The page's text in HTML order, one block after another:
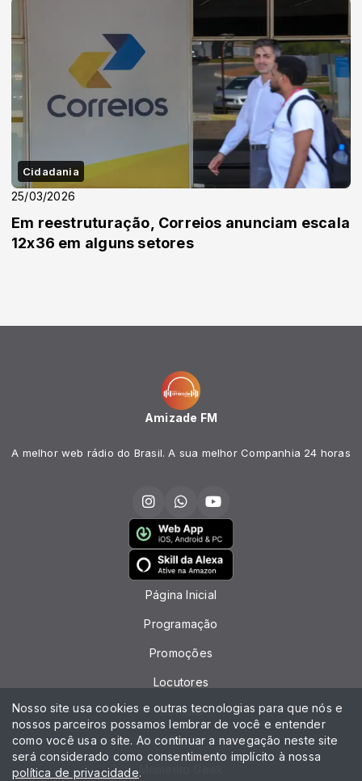
Cidadania
25/03/2026
Em reestruturação, Correios anunciam escala
12x36 em alguns setores
Amizade FM
A melhor web rádio do Brasil. A sua melhor Companhia 24 horas
Página Inicial
Programação
Promoções
Locutores
Contato
Chat
Nosso site usa cookies e outras tecnologias para que nós e
nossos parceiros possamos lembrar de você e entender
como você usa o site. Ao continuar a navegação neste site
será considerado como consentimento implícito à nossa
política de privacidade.